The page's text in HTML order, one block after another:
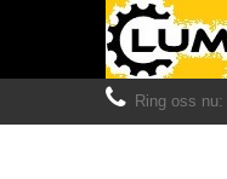
Ring oss nu: